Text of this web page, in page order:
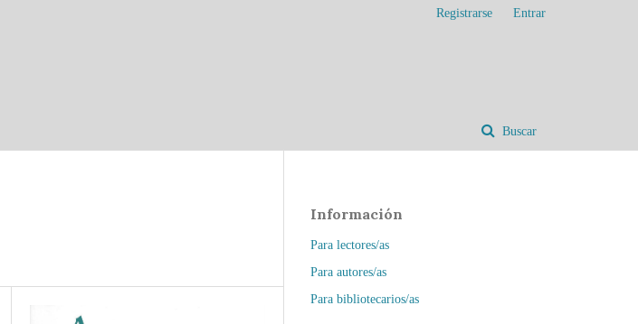
Buscar
Registrarse Entrar
Información
Para lectores/as
Para autores/as
Para bibliotecarios/as